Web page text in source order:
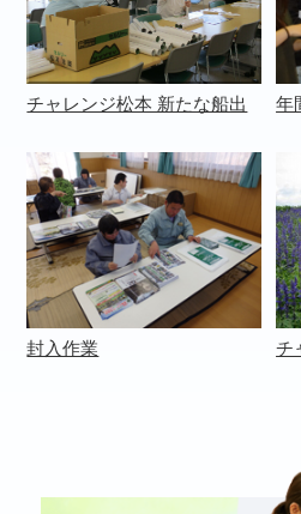
チャレンジ松本 新たな船出 年
封入作業 チ